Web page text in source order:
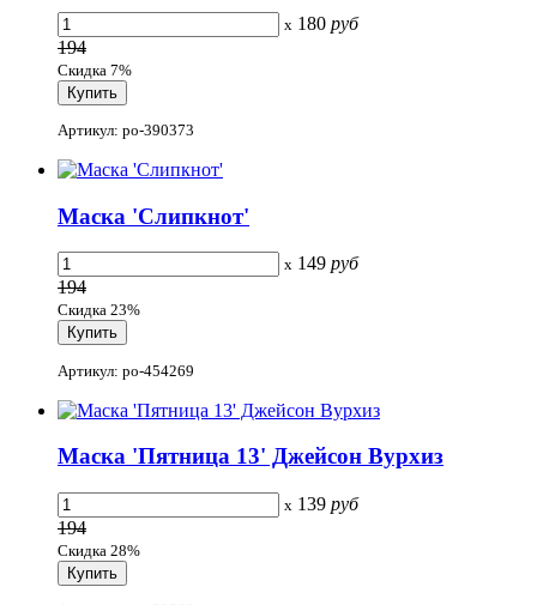
x 180 руб
194
Скидка 7%
Артикул: po-390373
Маска 'Слипкнот'
x 149 руб
194
Скидка 23%
Артикул: po-454269
Маска 'Пятница 13' Джейсон Вурхиз
x 139 руб
194
Скидка 28%